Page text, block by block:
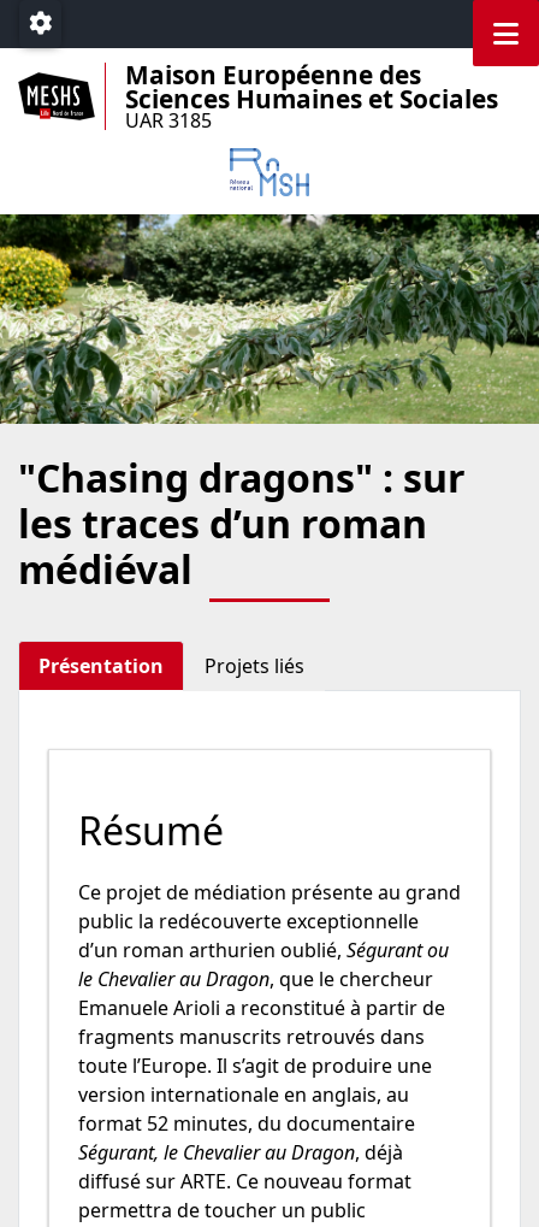
Accéder au menu principal
Accéder au contenu
Paramétrage
Maison Européenne des
Sciences Humaines et Sociales
UAR 3185
"Chasing dragons" : sur
les traces d’un roman
médiéval
Présentation Projets liés
Résumé
Ce projet de médiation présente au grand
public la redécouverte exceptionnelle
d’un roman arthurien oublié, Ségurant ou
le Chevalier au Dragon, que le chercheur
Emanuele Arioli a reconstitué à partir de
fragments manuscrits retrouvés dans
toute l’Europe. Il s’agit de produire une
version internationale en anglais, au
format 52 minutes, du documentaire
Ségurant, le Chevalier au Dragon, déjà
diffusé sur ARTE. Ce nouveau format
permettra de toucher un public